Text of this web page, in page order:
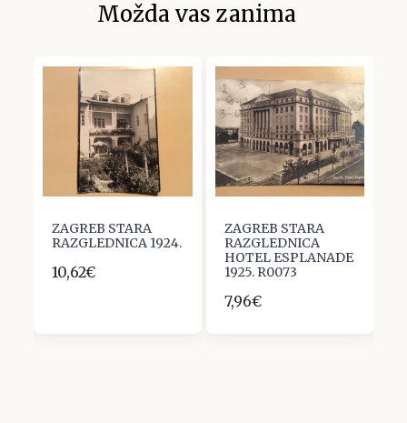
Možda vas zanima
ZAGREB STARA
RAZGLEDNICA 1924.
10,62€
ZAGREB STARA
RAZGLEDNICA
HOTEL ESPLANADE
1925. R0073
7,96€